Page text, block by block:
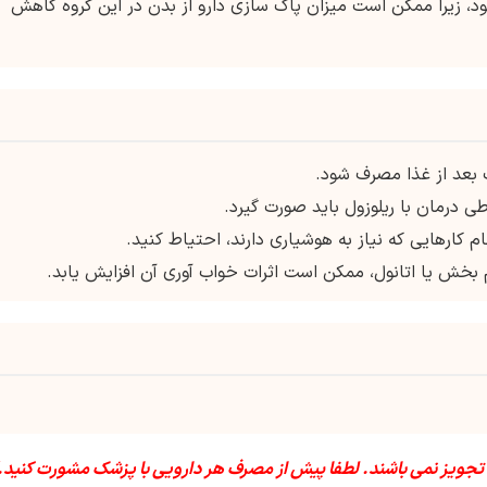
زیرا ممکن است میزان پاک سازی دارو از بدن در این گروه کاهش
درمان با ریلوزول باید صورت گیرد.
که نیاز به هوشیاری دارند، احتیاط کنید.
بخش یا اتانول، ممکن است اثرات خواب آوری آن افزایش یابد.
نمی باشند. لطفا پیش از مصرف هر دارویی با پزشک مشورت